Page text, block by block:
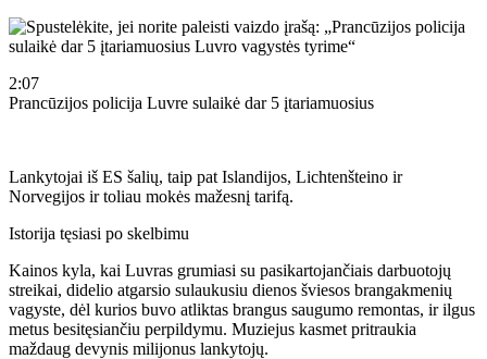
2:07
Prancūzijos policija Luvre sulaikė dar 5 įtariamuosius
Lankytojai iš ES šalių, taip pat Islandijos, Lichtenšteino ir
Norvegijos ir toliau mokės mažesnį tarifą.
Istorija tęsiasi po skelbimu
Kainos kyla, kai Luvras grumiasi su pasikartojančiais darbuotojų
streikai, didelio atgarsio sulaukusiu dienos šviesos brangakmenių
vagyste, dėl kurios buvo atliktas brangus saugumo remontas, ir ilgus
metus besitęsiančiu perpildymu. Muziejus kasmet pritraukia
maždaug devynis milijonus lankytojų.